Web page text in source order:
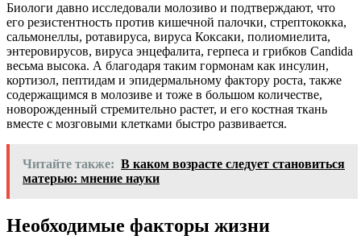
Биологи давно исследовали молозиво и подтверждают, что
его резистентность против кишечной палочки, стрептококка,
сальмонеллы, ротавируса, вируса Коксаки, полиомиелита,
энтеровирусов, вируса энцефалита, герпеса и грибков Candida
весьма высока. А благодаря таким гормонам как инсулин,
кортизол, пептидам и эпидермальному фактору роста, также
содержащимся в молозиве и тоже в большом количестве,
новорожденный стремительно растет, и его костная ткань
вместе с мозговыми клетками быстро развивается.
Читайте также: В каком возрасте следует становиться
матерью: мнение науки
Необходимые факторы жизни